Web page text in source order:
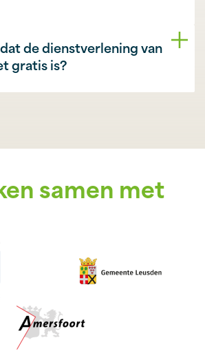
de dienstverlening van
gratis is?
samen met